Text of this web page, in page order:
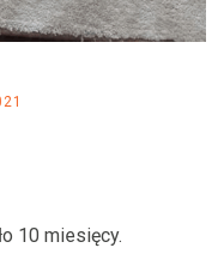
10 miesięcy.